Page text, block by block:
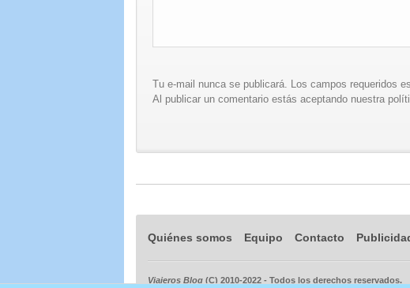
Tu e-mail nunca se publicará. Los campos requeridos
Al publicar un comentario estás aceptando nuestra
Quiénes somos Equipo Contacto
Viajeros Blog (C) 2010-2022 - Todos los derechos reservados.